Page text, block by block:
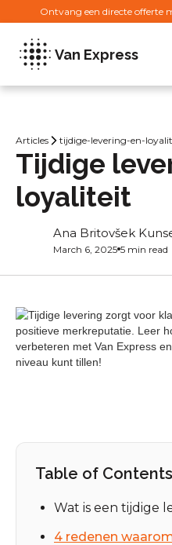
Ontvang een directe offerte
Van Express
Articles tijdige-levering-en-
Tijdige
loyaliteit
Ana Britovšek
March 6, 2025 5 min read
Table of Contents
Wat is een tijdige
4 redenen